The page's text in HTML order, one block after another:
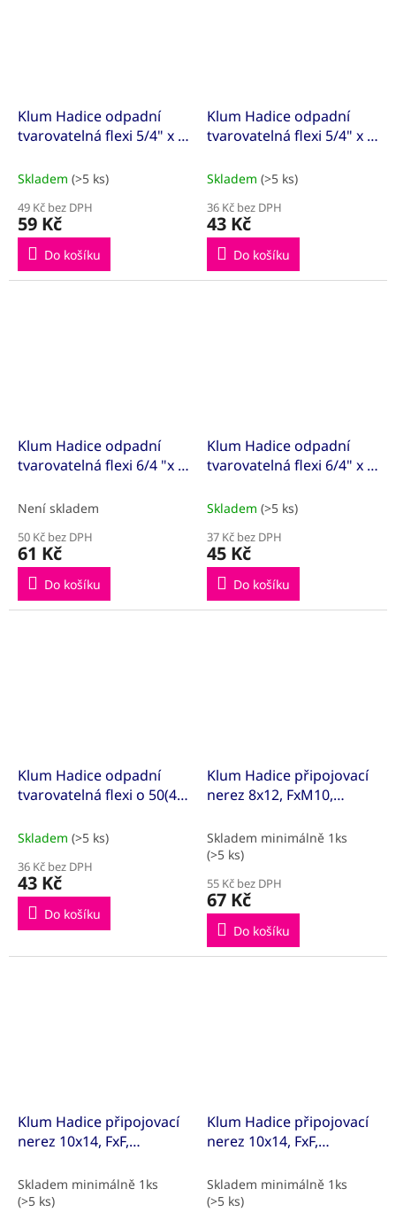
Klum Hadice odpadní
tvarovatelná flexi 5/4" x o
maticí
Skladem (>5 ks)
49 Kč bez DPH
59 Kč
Do košíku
Klum Hadice odpadní
tvarovatelná flexi 5/4" x o
Skladem (>5 ks)
36 Kč bez DPH
43 Kč
Do košíku
Klum Hadice odpadní
tvarovatelná flexi 6/4 "x o
maticí
Není skladem
50 Kč bez DPH
61 Kč
Do košíku
Klum Hadice odpadní
tvarovatelná flexi 6/4" x o
Skladem (>5 ks)
37 Kč bez DPH
45 Kč
Do košíku
Klum Hadice odpadní
tvarovatelná flexi o 50(40)
Skladem (>5 ks)
36 Kč bez DPH
43 Kč
Do košíku
Klum Hadice připojovací
nerez 8x12, FxM10,
Skladem minimálně 1ks
(>5 ks)
55 Kč bez DPH
67 Kč
Do košíku
Klum Hadice připojovací
nerez 10x14, FxF,
Skladem minimálně 1ks
(>5 ks)
Klum Hadice připojovací
nerez 10x14, FxF,
Skladem minimálně 1ks
(>5 ks)